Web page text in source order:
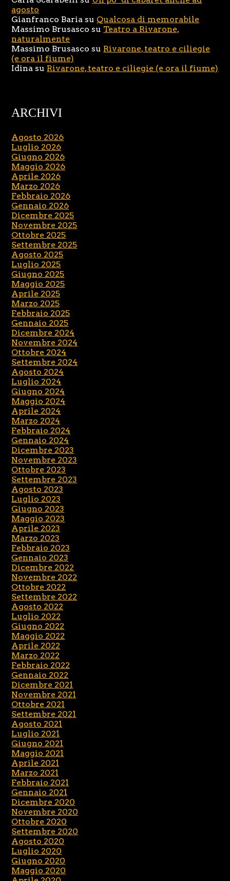
agosto
Gianfranco Baria su Qualcosa di memorabile
Massimo Brusasco su Teatro a Rivarone,
naturalmente
Massimo Brusasco su Rivarone, teatro e ciliegie
(e ora il fiume)
Idina su Rivarone, teatro e ciliegie (e ora il fiume)
ARCHIVI
Agosto 2026
Luglio 2026
Giugno 2026
Maggio 2026
Aprile 2026
Marzo 2026
Febbraio 2026
Gennaio 2026
Dicembre 2025
Novembre 2025
Ottobre 2025
Settembre 2025
Agosto 2025
Luglio 2025
Giugno 2025
Maggio 2025
Aprile 2025
Marzo 2025
Febbraio 2025
Gennaio 2025
Dicembre 2024
Novembre 2024
Ottobre 2024
Settembre 2024
Agosto 2024
Luglio 2024
Giugno 2024
Maggio 2024
Aprile 2024
Marzo 2024
Febbraio 2024
Gennaio 2024
Dicembre 2023
Novembre 2023
Ottobre 2023
Settembre 2023
Agosto 2023
Luglio 2023
Giugno 2023
Maggio 2023
Aprile 2023
Marzo 2023
Febbraio 2023
Gennaio 2023
Dicembre 2022
Novembre 2022
Ottobre 2022
Settembre 2022
Agosto 2022
Luglio 2022
Giugno 2022
Maggio 2022
Aprile 2022
Marzo 2022
Febbraio 2022
Gennaio 2022
Dicembre 2021
Novembre 2021
Ottobre 2021
Settembre 2021
Agosto 2021
Luglio 2021
Giugno 2021
Maggio 2021
Aprile 2021
Marzo 2021
Febbraio 2021
Gennaio 2021
Dicembre 2020
Novembre 2020
Ottobre 2020
Settembre 2020
Agosto 2020
Luglio 2020
Giugno 2020
Maggio 2020